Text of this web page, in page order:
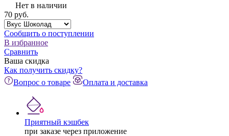
Нет в наличии
70 pуб.
Сообщить о поступлении
В избранное
Сравнить
Ваша скидка
Как получить скидку?
Вопрос о товаре
Оплата и доставка
Приятный кэшбек
при заказе через приложение